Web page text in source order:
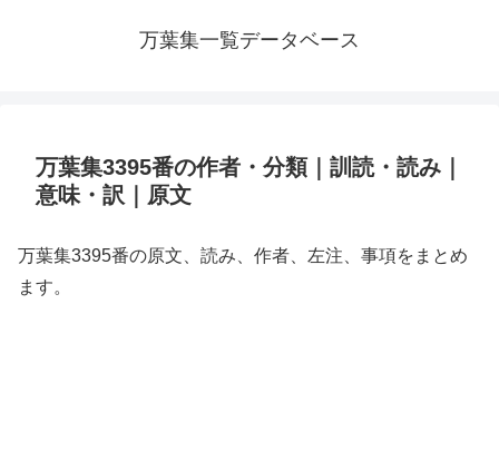
万葉集一覧データベース
万葉集3395番の作者・分類｜訓読・読み｜
意味・訳｜原文
万葉集3395番の原文、読み、作者、左注、事項をまとめ
ます。